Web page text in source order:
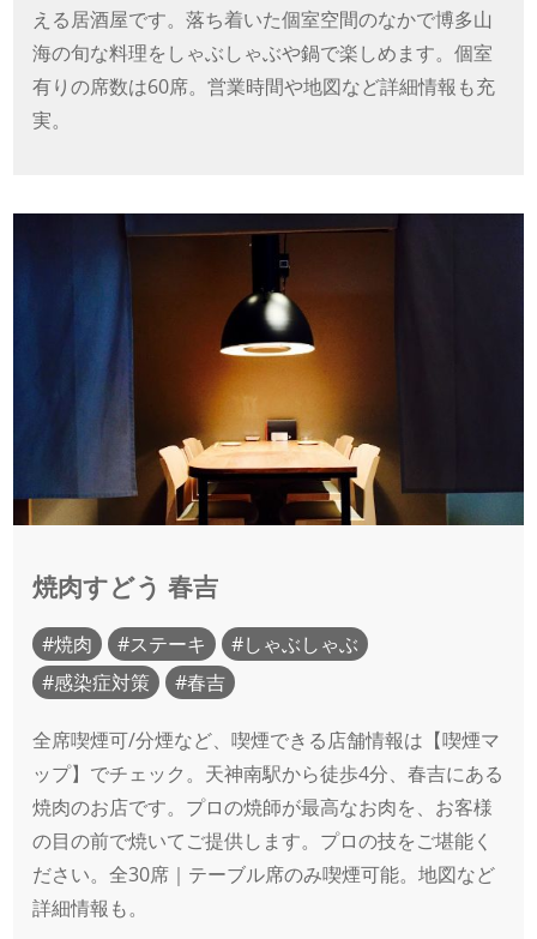
える居酒屋です。落ち着いた個室空間のなかで博多山
海の旬な料理をしゃぶしゃぶや鍋で楽しめます。個室
有りの席数は60席。営業時間や地図など詳細情報も充
実。
焼肉すどう 春吉
焼肉 ステーキ
しゃぶしゃぶ
感染症対策
春吉
全席喫煙可/分煙など、喫煙できる店舗情報は【喫煙マ
ップ】でチェック。天神南駅から徒歩4分、春吉にある
焼肉のお店です。プロの焼師が最高なお肉を、お客様
の目の前で焼いてご提供します。プロの技をご堪能く
ださい。全30席｜テーブル席のみ喫煙可能。地図など
詳細情報も。